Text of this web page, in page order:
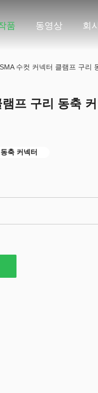
품 동영상 회
수컷 커넥터 클램프 구리
프 구리 동축
축 커넥터